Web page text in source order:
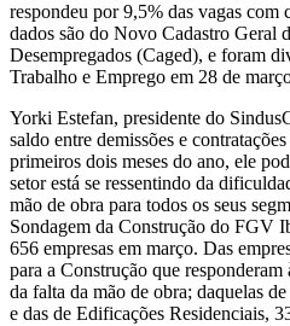
respondeu por 9,5% das vagas com
dados são do Novo Cadastro Geral
Desempregados (Caged), e foram
Trabalho e Emprego em 28 de
Yorki Estefan, presidente do
saldo entre demissões e
primeiros dois meses do ano, ele
setor está se ressentindo da
mão de obra para todos os seus
Sondagem da Construção do FGV
656 empresas em março. Das
para a Construção que
da falta da mão de obra; daquelas
e das de Edificações Residenciais,